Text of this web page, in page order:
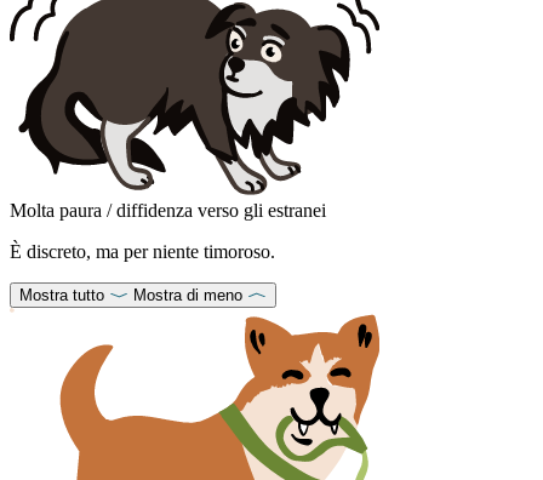
Molta paura / diffidenza verso gli estranei
È discreto, ma per niente timoroso.
Mostra tutto Mostra di meno